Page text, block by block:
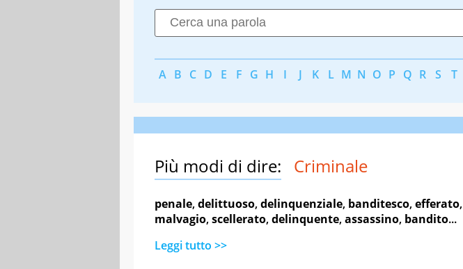
A B C D E F G H I J K L M N O P Q R S T
Più modi di dire: Criminale
penale,delittuoso,delinquenziale, banditesco,efferato,
malvagio,scellerato,delinquente,assassino, bandito...
Leggi tutto >>